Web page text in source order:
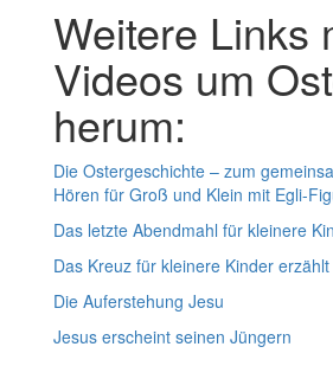
Weitere Links
Videos um
herum:
Die Ostergeschichte – zum
Hören für Groß und Klein mit Egli-
Das letzte Abendmahl für kleinere
Das Kreuz für kleinere Kinder erzählt
Die Auferstehung Jesu
Jesus erscheint seinen Jüngern